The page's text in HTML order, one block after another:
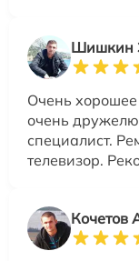
Шишкин
Очень
очень
специалист.
телевизор.
Кочетов